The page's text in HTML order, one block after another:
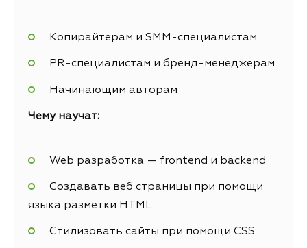
Копирайтерам и SMM-специалистам
PR-специалистам и бренд-менеджерам
Начинающим авторам
Чему научат:
Web разработка — frontend и backend
Создавать веб страницы при помощи
языка разметки HTML
Стилизовать сайты при помощи CSS